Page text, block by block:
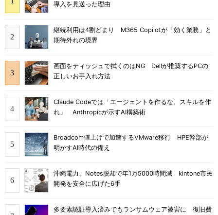
導入を見送った理由
継続利用は4割どまり M365 Copilotが「効く業務」と
期待外れの境界
画面をティッシュで拭くのはNG Dellが推奨するPCの
正しいお手入れ方法
Claude Codeでは「エージェントを作るな、スキルを作
れ」 Anthropicが示すAI構築術
Broadcom値上げで加速するVMware移行 HPE幹部が
明かすAI時代の備え
沖縄電力、Notes脱却で年1万5000時間減 kintone市民
開発を安全に広げた6手
多要素認証導入済みでもランサムウェア被害に 復旧費